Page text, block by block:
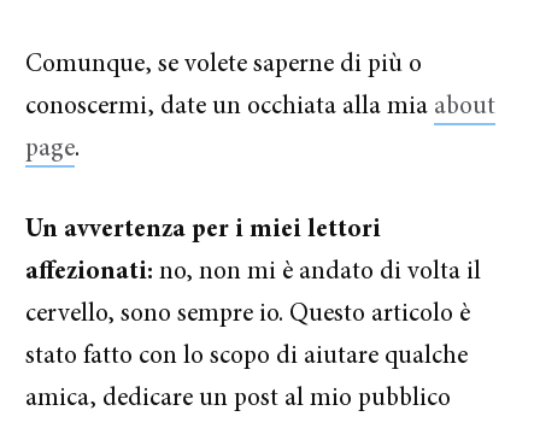
Comunque, se volete saperne di più o
conoscermi, date un occhiata alla mia about
page.
Un avvertenza per i miei lettori
affezionati: no, non mi è andato di volta il
cervello, sono sempre io. Questo articolo è
stato fatto con lo scopo di aiutare qualche
amica, dedicare un post al mio pubblico